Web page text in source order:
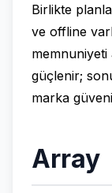
Birlikte
ve offline
memnuniyeti
güçlenir;
marka
Array